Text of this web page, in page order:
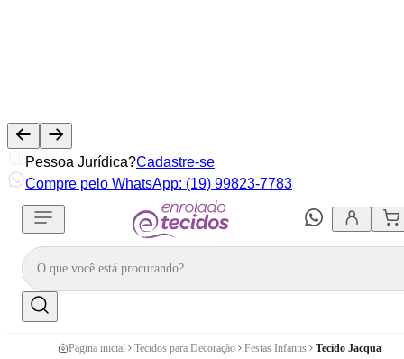
Pessoa Jurídica?Cadastre-se
Compre pelo WhatsApp: (19) 99823-7783
Página inicial Tecidos para Decoração Festas Infantis Tecido Jacquard